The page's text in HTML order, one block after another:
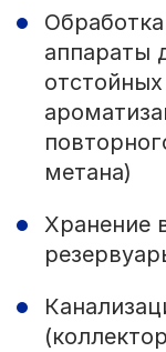
аппараты
метана)
Хранение